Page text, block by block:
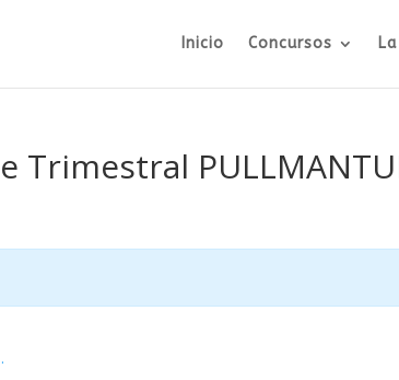
Inicio Concursos
Trimestral